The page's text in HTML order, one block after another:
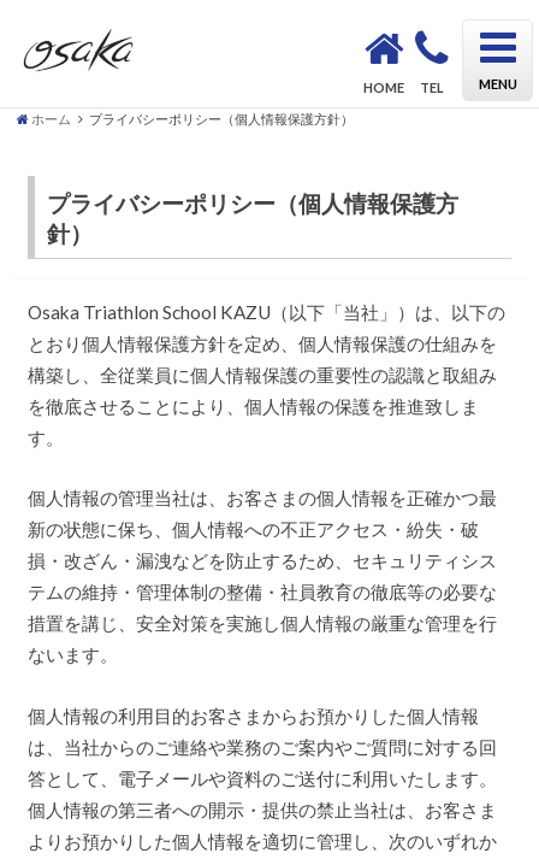
HOME TEL MENU
ホーム プライバシーポリシー（個人情報保護方針）
プライバシーポリシー（個人情報保護方
針）
Osaka Triathlon School KAZU（以下「当社」）は、以下の
とおり個人情報保護方針を定め、個人情報保護の仕組みを
構築し、全従業員に個人情報保護の重要性の認識と取組み
を徹底させることにより、個人情報の保護を推進致しま
す。
個人情報の管理当社は、お客さまの個人情報を正確かつ最
新の状態に保ち、個人情報への不正アクセス・紛失・破
損・改ざん・漏洩などを防止するため、セキュリティシス
テムの維持・管理体制の整備・社員教育の徹底等の必要な
措置を講じ、安全対策を実施し個人情報の厳重な管理を行
ないます。
個人情報の利用目的お客さまからお預かりした個人情報
は、当社からのご連絡や業務のご案内やご質問に対する回
答として、電子メールや資料のご送付に利用いたします。
個人情報の第三者への開示・提供の禁止当社は、お客さま
よりお預かりした個人情報を適切に管理し、次のいずれか